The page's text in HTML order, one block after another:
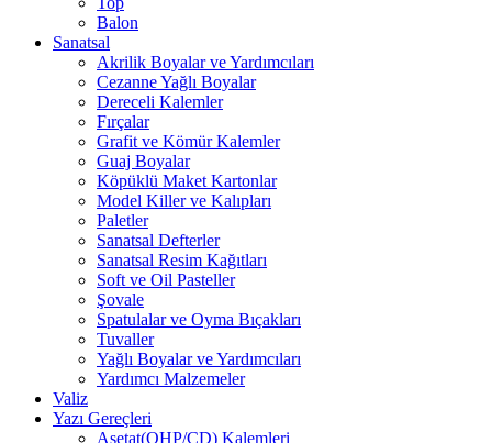
Balon
Sanatsal
Akrilik Boyalar ve Yardımcıları
Cezanne Yağlı Boyalar
Dereceli Kalemler
Fırçalar
Grafit ve Kömür Kalemler
Guaj Boyalar
Köpüklü Maket Kartonlar
Model Killer ve Kalıpları
Paletler
Sanatsal Defterler
Sanatsal Resim Kağıtları
Soft ve Oil Pasteller
Şovale
Spatulalar ve Oyma Bıçakları
Tuvaller
Yağlı Boyalar ve Yardımcıları
Yardımcı Malzemeler
Valiz
Yazı Gereçleri
Asetat(OHP/CD) Kalemleri